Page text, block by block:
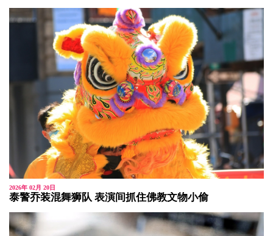
2026年 02月 20日
泰警乔装混舞狮队 表演间抓住佛教文物小偷